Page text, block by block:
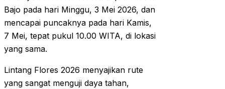
Bajo pada hari Minggu, 3 Mei 2026, dan
mencapai puncaknya pada hari Kamis,
7 Mei, tepat pukul 10.00 WITA, di lokasi
yang sama.
Lintang Flores 2026 menyajikan rute
yang sangat menguji daya tahan,